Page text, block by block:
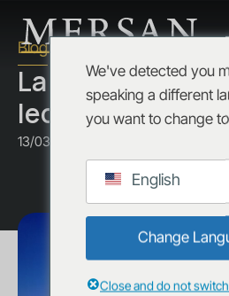
Blog
La caja de
lecciones de
13/03/2018
We've detected you
speaking a different
you want to change
English
Change
Close and do not